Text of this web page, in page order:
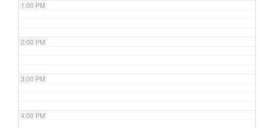
1:00 PM
2:00 PM
3:00 PM
4:00 PM